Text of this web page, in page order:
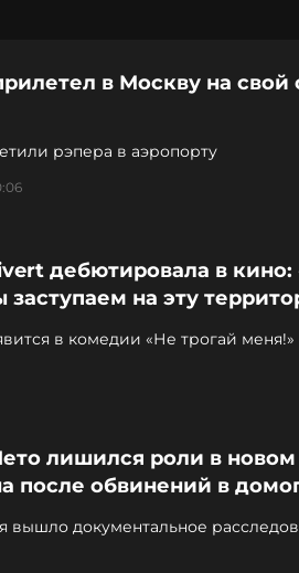
в Москву на
рэпера в аэропорту
дебютировала в
на эту
в комедии «Не трогай меня!»
лишился роли в
после обвинений в
вышло документальное